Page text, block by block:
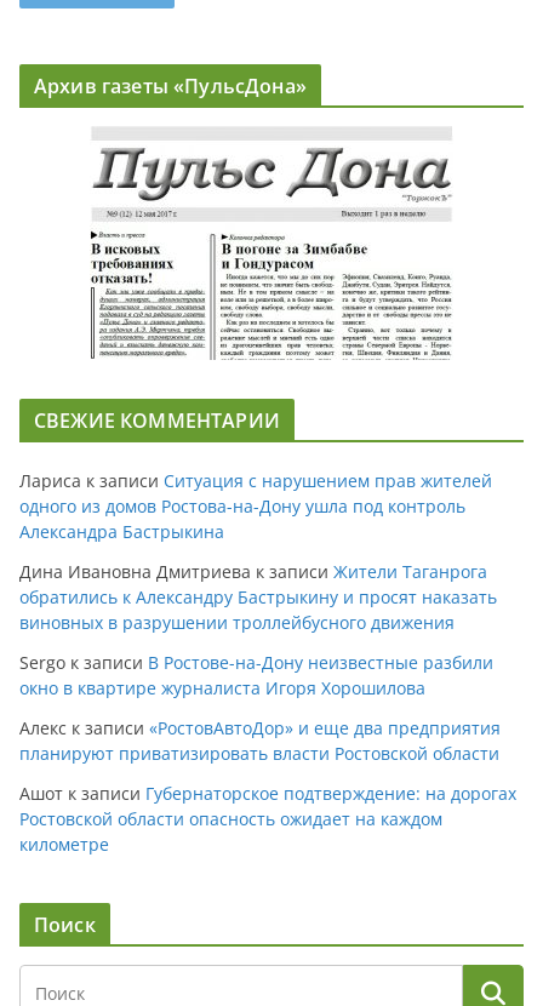
Архив газеты «ПульсДона»
СВЕЖИЕ КОММЕНТАРИИ
Лариса к записи Ситуация с нарушением прав жителей
одного из домов Ростова-на-Дону ушла под контроль
Александра Бастрыкина
Дина Ивановна Дмитриева к записи Жители Таганрога
обратились к Александру Бастрыкину и просят наказать
виновных в разрушении троллейбусного движения
Sergo к записи В Ростове-на-Дону неизвестные разбили
окно в квартире журналиста Игоря Хорошилова
Алекс к записи «РостовАвтоДор» и еще два предприятия
планируют приватизировать власти Ростовской области
Ашот к записи Губернаторское подтверждение: на дорогах
Ростовской области опасность ожидает на каждом
километре
Поиск